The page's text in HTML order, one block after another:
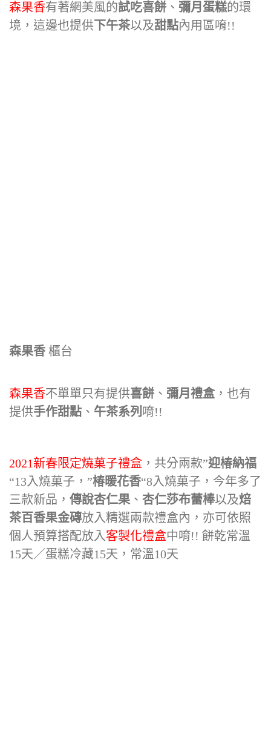
森果香有著網美風的試吃喜餅 、 彌月蛋糕的環
境，這邊也提供下午茶以及甜點內用區唷!!
森果香 櫃台
森果香不單單只有提供喜餅 、 彌月禮盒，也有
提供手作甜點 、 午茶系列 唷!!
2021新春限定燒菓子禮盒 ，共分兩款”迎椿納福
“13入燒菓子，”椿暖花香“8入燒菓子，今年多了
三款新品， 傳說杏仁果 、 杏仁莎布蕾棒以及焙
茶百香果金磚放入精選兩款禮盒內，亦可依照
個人預算搭配放入客製化禮盒中唷!! 餅乾常溫
15天／蛋糕冷藏15天，常溫10天